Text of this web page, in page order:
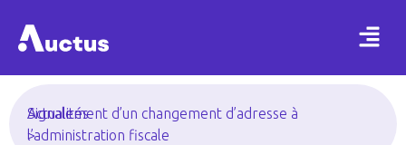
Actualités
>
Signalement d’un changement d’adresse à
l’administration fiscale